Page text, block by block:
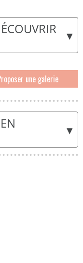
▾
une galerie
▾